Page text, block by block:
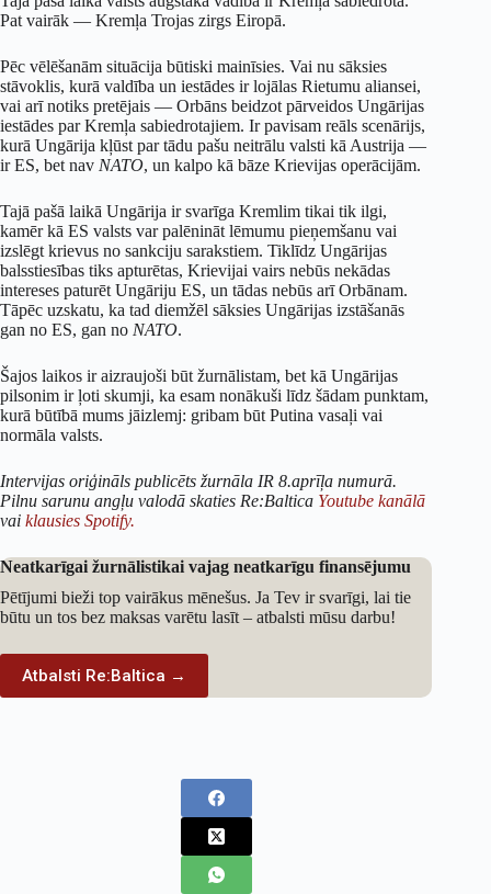
Pat vairāk — Kremļa Trojas zirgs Eiropā.
Pēc vēlēšanām situācija būtiski mainīsies. Vai nu sāksies
stāvoklis, kurā valdība un iestādes ir lojālas Rietumu aliansei,
vai arī notiks pretējais — Orbāns beidzot pārveidos Ungārijas
iestādes par Kremļa sabiedrotajiem. Ir pavisam reāls scenārijs,
kurā Ungārija kļūst par tādu pašu neitrālu valsti kā Austrija —
ir ES, bet nav NATO, un kalpo kā bāze Krievijas operācijām.
Tajā pašā laikā Ungārija ir svarīga Kremlim tikai tik ilgi,
kamēr kā ES valsts var palēnināt lēmumu pieņemšanu vai
izslēgt krievus no sankciju sarakstiem. Tiklīdz Ungārijas
balsstiesības tiks apturētas, Krievijai vairs nebūs nekādas
intereses paturēt Ungāriju ES, un tādas nebūs arī Orbānam.
Tāpēc uzskatu, ka tad diemžēl sāksies Ungārijas izstāšanās
gan no ES, gan no NATO.
Šajos laikos ir aizraujoši būt žurnālistam, bet kā Ungārijas
pilsonim ir ļoti skumji, ka esam nonākuši līdz šādam punktam,
kurā būtībā mums jāizlemj: gribam būt Putina vasaļi vai
normāla valsts.
Intervijas oriģināls publicēts žurnāla IR 8.aprīļa numurā.
Pilnu sarunu angļu valodā skaties Re:Baltica Youtube kanālā
vai klausies Spotify.
Neatkarīgai žurnālistikai vajag neatkarīgu finansējumu
Pētījumi bieži top vairākus mēnešus. Ja Tev ir svarīgi, lai tie
būtu un tos bez maksas varētu lasīt – atbalsti mūsu darbu!
Atbalsti Re:Baltica →